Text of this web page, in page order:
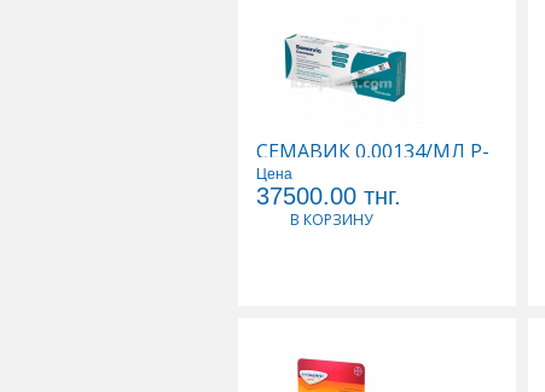
СЕМАВИК 0,00134/МЛ Р-
Р Д/ПОДКОЖНОГО ВВЕД
3МЛ N1 ШПРИЦ-РУЧКА
(4 ИГЛЫ)
Цена
37500.00 тнг.
В КОРЗИНУ